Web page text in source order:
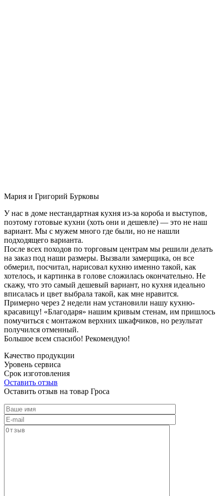
Мария и Григорий Бурковы
У нас в доме нестандартная кухня из-за короба и выступов,
поэтому готовые кухни (хоть они и дешевле) — это не наш
вариант. Мы с мужем много где были, но не нашли
подходящего варианта.
После всех походов по торговым центрам мы решили делать
на заказ под наши размеры. Вызвали замерщика, он все
обмерил, посчитал, нарисовал кухню именно такой, как
хотелось, и картинка в голове сложилась окончательно. Не
скажу, что это самый дешевый вариант, но кухня идеально
вписалась и цвет выбрала такой, как мне нравится.
Примерно через 2 недели нам установили нашу кухню-
красавицу! «Благодаря» нашим кривым стенам, им пришлось
помучиться с монтажом верхних шкафчиков, но результат
получился отменный.
Большое всем спасибо! Рекомендую!
Качество продукции
Уровень сервиса
Срок изготовления
Оставить отзыв
Оставить отзыв на товар Гроса